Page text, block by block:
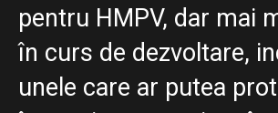
pentru HMPV, dar mai
în curs de dezvoltare,
unele care ar putea